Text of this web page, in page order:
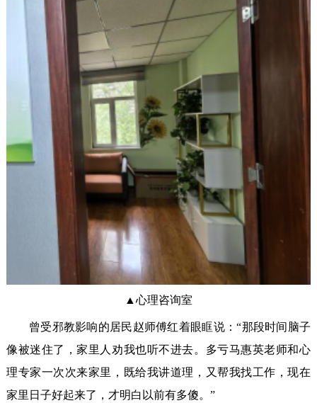
▲心理咨询室
曾受邪教影响的居民赵师傅红着眼眶说：“那段时间脑子
像被迷住了，家里人劝我也听不进去。多亏马惠英老师和心
理专家一次次来家里，既给我讲道理，又帮我找工作，现在
家里日子好起来了，才明白以前有多傻。”